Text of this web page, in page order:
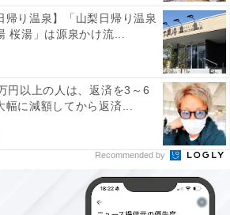
帰り温泉】「山梨日帰り温泉
桜湯」は源泉かけ流...
円以上の人は、返済を3～6
幅に減額してから返済...
Recommended by